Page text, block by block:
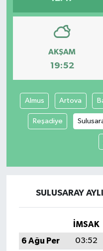
AKŞAM
19:52
Almus Artova
Reşadiye
SULUSARAY
İMSAK
6 Ağu Per
03:52
Sağlık
Siyaset
Yaşam